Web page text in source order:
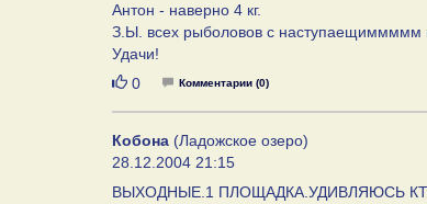
Антон - наверно 4 кг.
З.Ы. всех рыболовов с
Удачи!
Нравится
0 Комментарии (0)
Кобона (Ладожское озеро)
28.12.2004 21:15
ВЫХОДНЫЕ.1 ПЛОЩАДКА.УДИВЛЯЮСЬ